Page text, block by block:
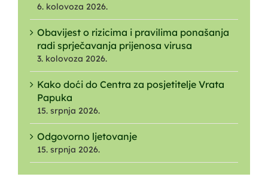
6. kolovoza 2026.
Obavijest o rizicima i pravilima ponašanja
radi sprječavanja prijenosa virusa
3. kolovoza 2026.
Kako doći do Centra za posjetitelje Vrata
Papuka
15. srpnja 2026.
Odgovorno ljetovanje
15. srpnja 2026.